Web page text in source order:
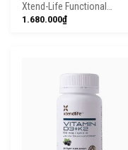
Xtend-Life Functional
Mushrooms (120 viên)
1.680.000₫